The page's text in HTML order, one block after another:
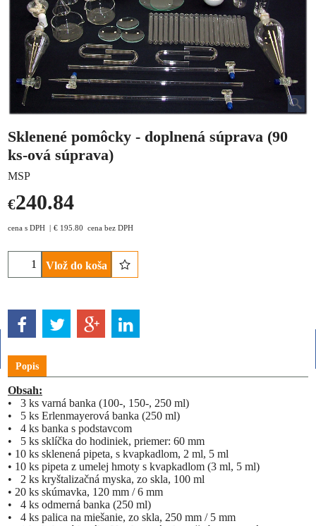
Sklenené pomôcky - doplnená súprava (90
ks-ová súprava)
MSP
€240.84
cena s DPH € 195.80 cena bez DPH
Vlož do koša
Popis
Obsah:
•
3 ks varná banka (100-, 150-, 250 ml)
•
5 ks Erlenmayerová banka (250 ml)
•
4 ks banka s podstavcom
• 5 ks sklíčka do hodiniek, priemer: 60 mm
• 10 ks sklenená pipeta, s kvapkadlom, 2 ml, 5 ml
• 10 ks pipeta z umelej hmoty s kvapkadlom (3 ml, 5 ml)
• 2 ks kryštalizačná myska, zo skla, 100 ml
• 20 ks skúmavka, 120 mm / 6 mm
• 4 ks odmerná banka (250 ml)
• 4 ks palica na miešanie, zo skla, 250 mm / 5 mm